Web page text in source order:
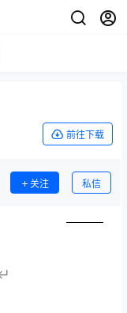
前往下载
关注 私信